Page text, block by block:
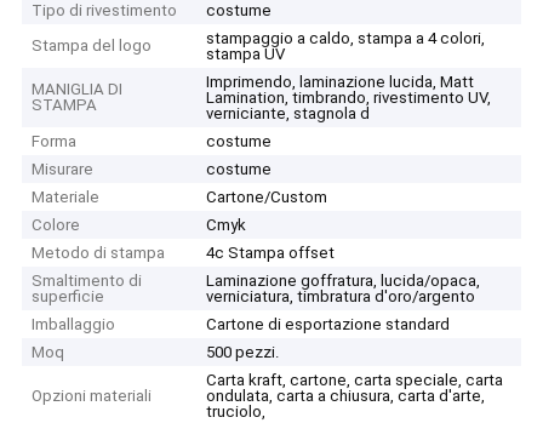
Tipo di rivestimento
costume
Stampa del logo
stampaggio a caldo, stampa a 4 colori,
stampa UV
MANIGLIA DI
STAMPA
Imprimendo, laminazione lucida, Matt
Lamination, timbrando, rivestimento UV,
verniciante, stagnola d
Forma
costume
Misurare
costume
Materiale
Cartone/Custom
Colore
Cmyk
Metodo di stampa
4c Stampa offset
Smaltimento di
superficie
Laminazione goffratura, lucida/opaca,
verniciatura, timbratura d'oro/argento
Imballaggio
Cartone di esportazione standard
Moq
500 pezzi.
Opzioni materiali
Carta kraft, cartone, carta speciale, carta
ondulata, carta a chiusura, carta d'arte,
truciolo,